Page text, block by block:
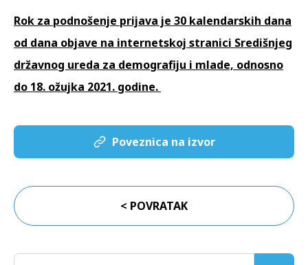
Rok za podnošenje prijava je 30 kalendarskih dana
od dana objave na internetskoj stranici Središnjeg
državnog ureda za demografiju i mlade, odnosno
do 18. ožujka 2021. godine.
Poveznica na izvor
< POVRATAK